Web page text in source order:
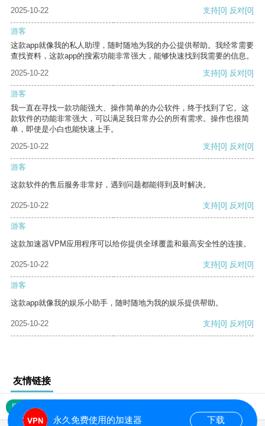
2025-10-22 支持[0] 反对[0]
游客
这款app就像我的私人助理，随时随地为我的办公提供帮助。我经常需要
查找资料，这款app的搜索功能非常强大，能够快速找到我需要的信息。
2025-10-22
支持[0] 反对[0]
游客
我一直在寻找一款功能强大、操作简单的办公软件，终于找到了它。这
款软件的功能非常强大，可以满足我日常办公的所有需求。操作也很简
单，即使是小白也能快速上手。
2025-10-22
支持[0] 反对[0]
游客
这款软件的售后服务非常好，遇到问题都能得到及时解决。
2025-10-22 支持[0] 反对[0]
游客
这款加速器VPM应用程序可以给你提供全球覆盖和最高安全性的连接。
2025-10-22 支持[0] 反对[0]
游客
这款app就像我的娱乐小助手，随时随地为我的娱乐提供帮助。
2025-10-22 支持[0] 反对[0]
友情链接
网站地图
永久免费使用的加速器 下载